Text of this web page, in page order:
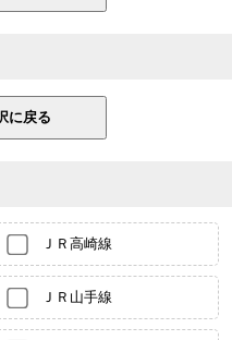
ＪＲ高崎線
ＪＲ山手線